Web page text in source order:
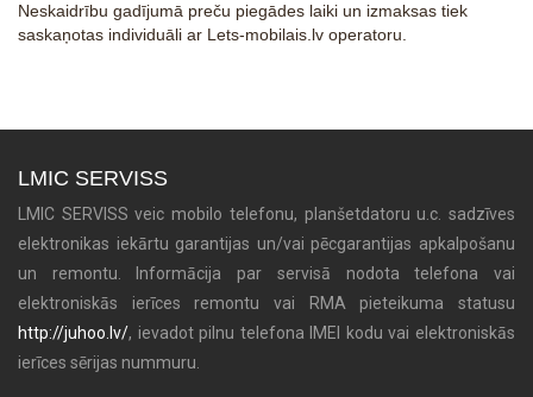
Neskaidrību gadījumā preču piegādes laiki un izmaksas tiek
saskaņotas individuāli ar Lets-mobilais.lv operatoru.
LMIC SERVISS
LMIC SERVISS veic mobilo telefonu, planšetdatoru u.c. sadzīves
elektronikas iekārtu garantijas un/vai pēcgarantijas apkalpošanu
un remontu. Informācija par servisā nodota telefona vai
elektroniskās ierīces remontu vai RMA pieteikuma statusu
http://juhoo.lv/, ievadot pilnu telefona IMEI kodu vai elektroniskās
ierīces sērijas nummuru.